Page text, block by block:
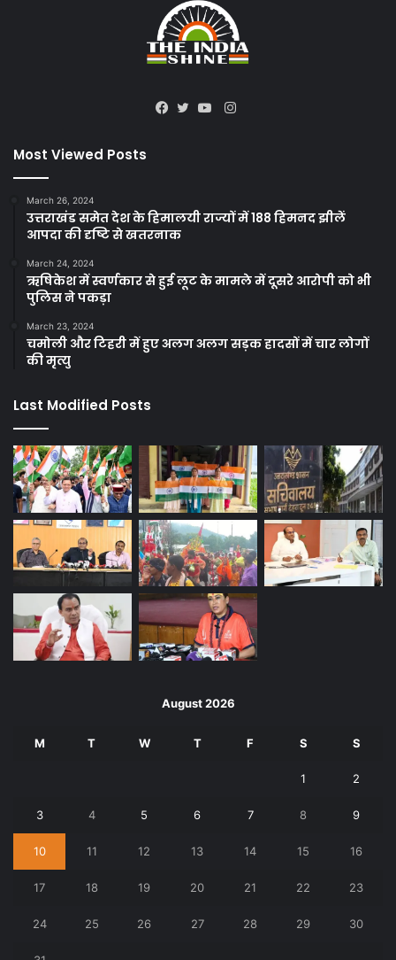
Instagram
Most Viewed Posts
March 26, 2024
उत्तराखंड समेत देश के हिमालयी राज्यों में 188 हिमनद झीलें
आपदा की दृष्टि से खतरनाक
March 24, 2024
ऋषिकेश में स्वर्णकार से हुई लूट के मामले में दूसरे आरोपी को भी
पुलिस ने पकड़ा
March 23, 2024
चमोली और टिहरी में हुए अलग अलग सड़क हादसों में चार लोगों
की मृत्यु
Last Modified Posts
August 2026
M T W T F S S
1 2
3 4 5 6 7 8 9
10 11 12 13 14 15 16
17 18 19 20 21 22 23
24 25 26 27 28 29 30